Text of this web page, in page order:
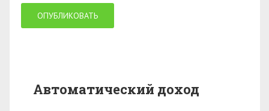
Автоматический доход